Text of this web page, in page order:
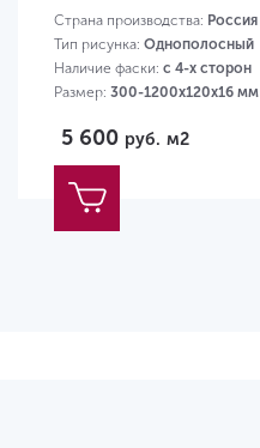
Страна производства: Россия
Тип рисунка: Однополосный
Наличие фаски: с 4-х сторон
Размер: 300-1200х120х16 мм
5 600 руб. м2